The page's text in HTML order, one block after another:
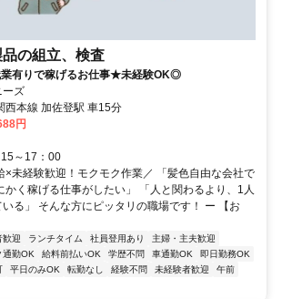
の組立、検査
業有りで稼げるお仕事★未経験OK◎
ーズ
西本線 加佐登駅 車15分
円
～17：00
×未経験歓迎！モクモク作業／ 「髪色自由な会社で
かく稼げる仕事がしたい」 「人と関わるより、1人
る」 そんな方にピッタリの職場です！ ー 【お
歓迎 ランチタイム 社員登用あり
主婦・主夫歓迎
通勤OK 給料前払いOK 学歴不問 車通勤OK
即日勤務OK
平日のみOK 転勤なし 経験不問 未経験者歓迎
午前